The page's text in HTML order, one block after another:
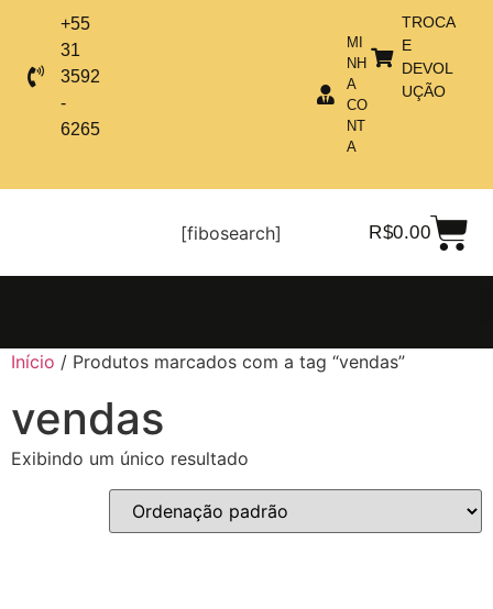
+55
31
3592
-
6265
MI
NH
A
CO
NT
A
TROCA
E
DEVOL
UÇÃO
[fibosearch] R$0.00
Início / Produtos marcados com a tag “vendas”
vendas
Exibindo um único resultado